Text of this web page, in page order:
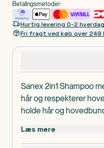
Sanex 2in1 Shampoo
hår og respekterer
holde hår og
Læs mere
Betalingsmetoder:
Hurtig levering 0-2
Fri fragt ved køb over 249